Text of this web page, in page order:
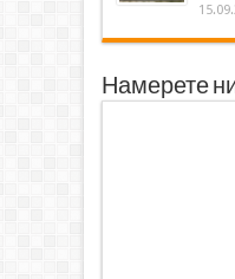
Намерете ни